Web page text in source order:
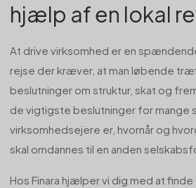
hjælp af en lokal
At drive virksomhed er en
rejse der kræver, at man løbende
beslutninger om struktur, skat og
de vigtigste beslutninger for
virksomhedsejere er, hvornår og
skal omdannes til en anden
Hos Finara hjælper vi dig med at